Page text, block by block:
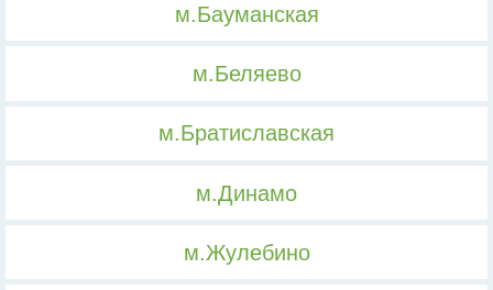
м.Бауманская
м.Беляево
м.Братиславская
м.Динамо
м.Жулебино